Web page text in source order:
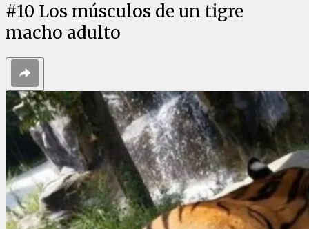
#10 Los músculos de un tigre
macho adulto